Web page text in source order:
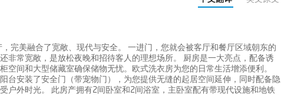
完美融合了宽敞、现代与安全。 一进门，您就会被客厅和餐厅区域朝东的
非常宽敞，是放松夜晚和招待客人的理想场所。 厨房是一大亮点，配备诱
空间和大型储藏室确保储物无忧。欧式洗衣房为您的日常生活增添便利。
台安装了安全门（带宠物门），为您提供无缝的起居空间延伸，同时配备隐
户外时光。 此房产拥有2间卧室和2间浴室，主卧室配有带现代设施和地铁